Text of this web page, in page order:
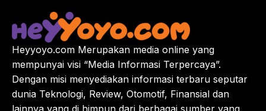
Heyyoyo.com Merupakan media online yang
mempunyai visi “Media Informasi Terpercaya”.
Dengan misi menyediakan informasi terbaru seputar
dunia Teknologi, Review, Otomotif, Finansial dan
lainnya yang di himpun dari berbagai sumber yang